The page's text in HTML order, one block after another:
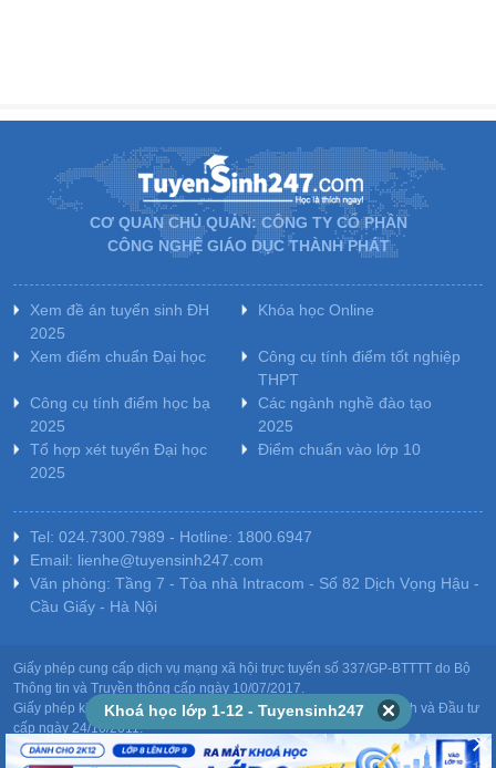
CƠ QUAN CHỦ QUẢN: CÔNG TY CỔ PHẦN
CÔNG NGHỆ GIÁO DỤC THÀNH PHÁT
Xem đề án tuyển sinh ĐH
2025
Khóa học Online
Xem điểm chuẩn Đại học
Công cụ tính điểm tốt nghiệp
THPT
Công cụ tính điểm học bạ
2025
Các ngành nghề đào tạo
2025
Tổ hợp xét tuyển Đại học
2025
Điểm chuẩn vào lớp 10
Tel: 024.7300.7989 - Hotline: 1800.6947
Email: lienhe@tuyensinh247.com
Văn phòng: Tầng 7 - Tòa nhà Intracom - Số 82 Dịch Vọng Hậu -
Cầu Giấy - Hà Nội
Giấy phép cung cấp dịch vụ mạng xã hội trực tuyến số 337/GP-BTTTT do Bộ
Thông tin và Truyền thông cấp ngày 10/07/2017.
Giấy phép kinh doanh giáo dục: MST-0106478082 do Sở Kế hoạch và Đầu tư
cấp ngày 24/10/2011.
Chịu trách nhiệm nội dung: Phạm Đức Tuệ.
Khoá học lớp 1-12 - Tuyensinh247